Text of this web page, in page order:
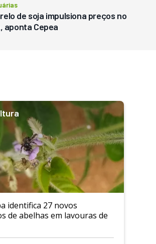
de soja impulsiona preços no
aponta Cepea
identifica 27 novos
de abelhas em lavouras de